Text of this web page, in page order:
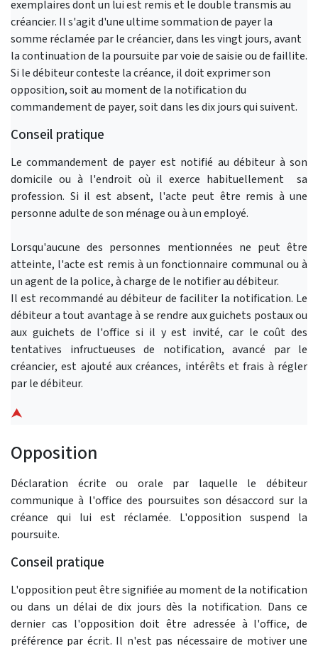
exemplaires dont un lui est remis et le double transmis au
créancier. Il s'agit d'une ultime sommation de payer la
somme réclamée par le créancier, dans les vingt jours, avant
la continuation de la poursuite par voie de saisie ou de faillite.
Si le débiteur conteste la créance, il doit exprimer son
opposition, soit au moment de la notification du
commandement de payer, soit dans les dix jours qui suivent.
Conseil pratique
Le commandement de payer est notifié au débiteur à son
domicile ou à l'endroit où il exerce habituellement sa
profession. Si il est absent, l'acte peut être remis à une
personne adulte de son ménage ou à un employé.
Lorsqu'aucune des personnes mentionnées ne peut être
atteinte, l'acte est remis à un fonctionnaire communal ou à
un agent de la police, à charge de le notifier au débiteur.
Il est recommandé au débiteur de faciliter la notification. Le
débiteur a tout avantage à se rendre aux guichets postaux ou
aux guichets de l'office si il y est invité, car le coût des
tentatives infructueuses de notification, avancé par le
créancier, est ajouté aux créances, intérêts et frais à régler
par le débiteur.
⮝
Opposition
Déclaration écrite ou orale par laquelle le débiteur
communique à l'office des poursuites son désaccord sur la
créance qui lui est réclamée. L'opposition suspend la
poursuite.
Conseil pratique
L'opposition peut être signifiée au moment de la notification
ou dans un délai de dix jours dès la notification. Dans ce
dernier cas l'opposition doit être adressée à l'office, de
préférence par écrit. Il n'est pas nécessaire de motiver une